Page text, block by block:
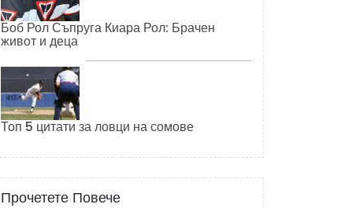
Боб Рол Съпруга Киара Рол: Брачен
живот и деца
Топ 5 цитати за ловци на сомове
Прочетете Повече